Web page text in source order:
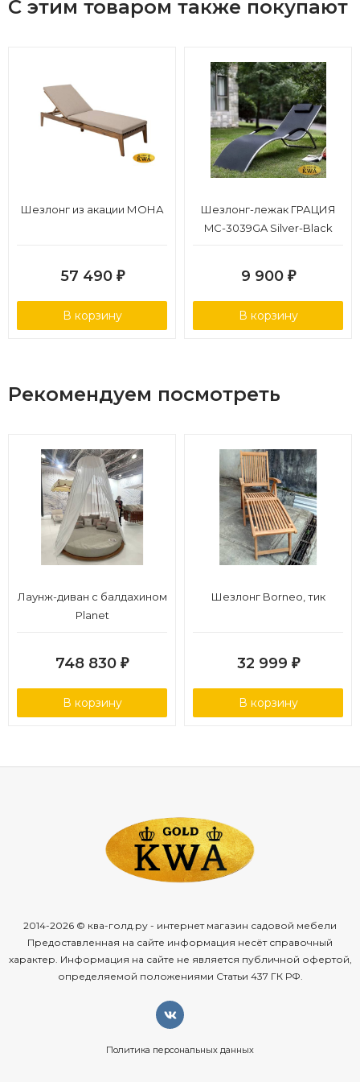
Страна производства: Вьетнам.
С этим товаром также покупают
Шезлонг из акации МОНА
57 490 ₽
В корзину
Шезлонг-лежак ГРАЦИЯ
MC-3039GA Silver-Black
9 900 ₽
В корзину
Рекомендуем посмотреть
Лаунж-диван с балдахином
Planet
748 830 ₽
В корзину
Шезлонг Borneo, тик
32 999 ₽
В корзину
2014-2026 © ква-голд.ру - интернет магазин садовой мебели
Предоставленная на сайте информация несёт справочный
характер. Информация на сайте не является публичной офертой,
определяемой положениями Статьи 437 ГК РФ.
Политика персональных данных